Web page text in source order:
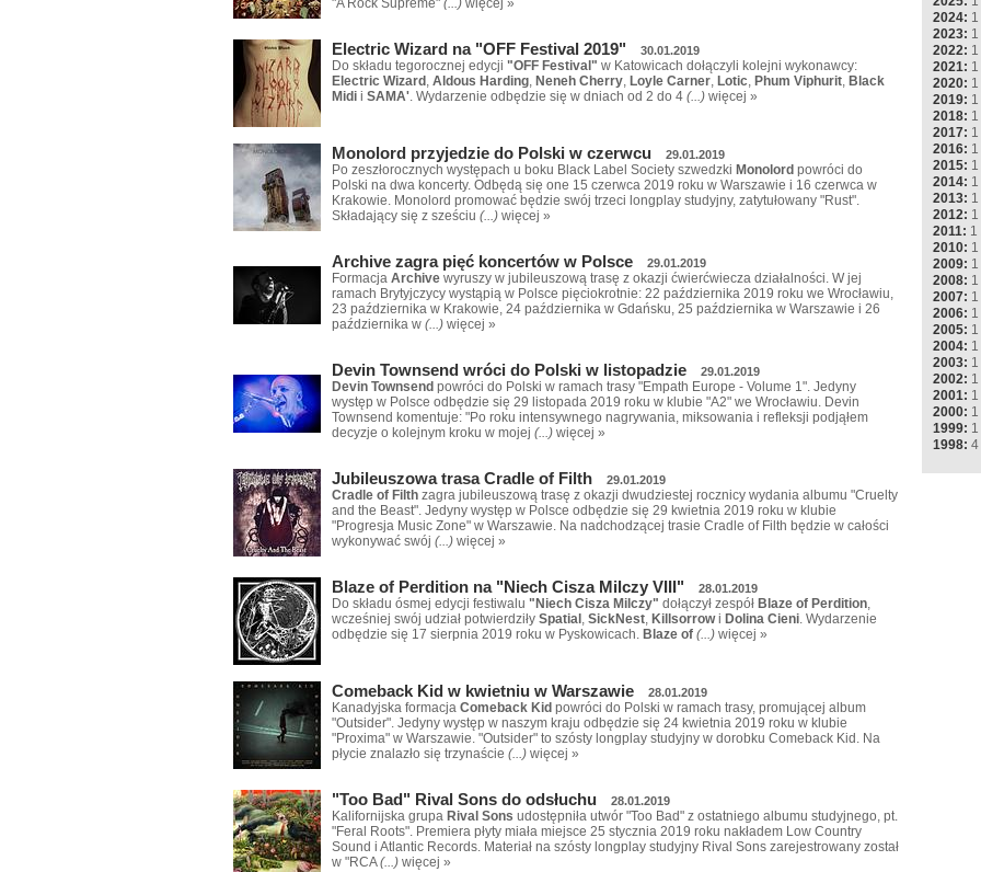
"A Rock Supreme" (...) więcej »
Electric Wizard na "OFF Festival 2019" 30.01.2019
Do składu tegorocznej edycji "OFF Festival" w Katowicach dołączyli kolejni wykonawcy:
Electric Wizard , Aldous Harding, Neneh Cherry, Loyle Carner, Lotic, Phum Viphurit, Black
Midi i SAMA'. Wydarzenie odbędzie się w dniach od 2 do 4 (...) więcej »
Monolord przyjedzie do Polski w czerwcu 29.01.2019
Po zeszłorocznych występach u boku Black Label Society szwedzki Monolord powróci do
Polski na dwa koncerty. Odbędą się one 15 czerwca 2019 roku w Warszawie i 16 czerwca w
Krakowie. Monolord promować będzie swój trzeci longplay studyjny, zatytułowany "Rust".
Składający się z sześciu (...) więcej »
Archive zagra pięć koncertów w Polsce 29.01.2019
Formacja Archive wyruszy w jubileuszową trasę z okazji ćwierćwiecza działalności. W jej
ramach Brytyjczycy wystąpią w Polsce pięciokrotnie: 22 października 2019 roku we Wrocławiu,
23 października w Krakowie, 24 października w Gdańsku, 25 października w Warszawie i 26
października w (...) więcej »
Devin Townsend wróci do Polski w listopadzie 29.01.2019
Devin Townsend powróci do Polski w ramach trasy "Empath Europe - Volume 1". Jedyny
występ w Polsce odbędzie się 29 listopada 2019 roku w klubie "A2" we Wrocławiu. Devin
Townsend komentuje: "Po roku intensywnego nagrywania, miksowania i refleksji podjąłem
decyzje o kolejnym kroku w mojej (...) więcej »
Jubileuszowa trasa Cradle of Filth 29.01.2019
Cradle of Filth zagra jubileuszową trasę z okazji dwudziestej rocznicy wydania albumu "Cruelty
and the Beast". Jedyny występ w Polsce odbędzie się 29 kwietnia 2019 roku w klubie
"Progresja Music Zone" w Warszawie. Na nadchodzącej trasie Cradle of Filth będzie w całości
wykonywać swój (...) więcej »
Blaze of Perdition na "Niech Cisza Milczy VIII" 28.01.2019
Do składu ósmej edycji festiwalu "Niech Cisza Milczy" dołączył zespół Blaze of Perdition,
wcześniej swój udział potwierdziły Spatial , SickNest, Killsorrowi Dolina Cieni. Wydarzenie
odbędzie się 17 sierpnia 2019 roku w Pyskowicach. Blaze of (...) więcej »
Comeback Kid w kwietniu w Warszawie 28.01.2019
Kanadyjska formacja Comeback Kid powróci do Polski w ramach trasy, promującej album
"Outsider". Jedyny występ w naszym kraju odbędzie się 24 kwietnia 2019 roku w klubie
"Proxima" w Warszawie. "Outsider" to szósty longplay studyjny w dorobku Comeback Kid. Na
płycie znalazło się trzynaście (...) więcej »
"Too Bad" Rival Sons do odsłuchu 28.01.2019
Kalifornijska grupa Rival Sons udostępniła utwór "Too Bad" z ostatniego albumu studyjnego, pt.
"Feral Roots". Premiera płyty miała miejsce 25 stycznia 2019 roku nakładem Low Country
Sound i Atlantic Records. Materiał na szósty longplay studyjny Rival Sons zarejestrowany został
w "RCA(...) więcej »
2024: 1
2023: 1
2022: 1
2021: 1
2020: 1
2019: 1
2018: 1
2017: 1
2016: 1
2015: 1
2014: 1
2013: 1
2012: 1
2011: 1
2010: 1
2009: 1
2008: 1
2007: 1
2006: 1
2005: 1
2004: 1
2003: 1
2002: 1
2001: 1
2000: 1
1999: 1
1998: 4